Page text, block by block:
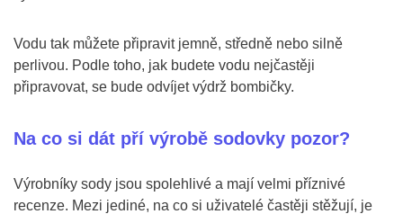
Vodu tak můžete připravit jemně, středně nebo silně
perlivou. Podle toho, jak budete vodu nejčastěji
připravovat, se bude odvíjet výdrž bombičky.
Na co si dát pří výrobě sodovky pozor?
Výrobníky sody jsou spolehlivé a mají velmi příznivé
recenze. Mezi jediné, na co si uživatelé častěji stěžují, je